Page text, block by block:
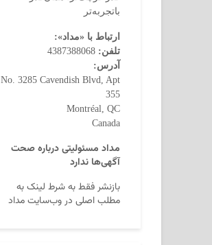
باتجربه‌تر
ارتباط با «مداد»:
تلفن:
آدرس:
No. 3285 Cavendish Blvd, Apt
355
Montréal, QC
Canada
مداد مسئولیتی درباره صحت
آگهی‌ها ندارد
بازنشر فقط به شرط لینک به
مطلب اصلی در وب‌سایت مداد